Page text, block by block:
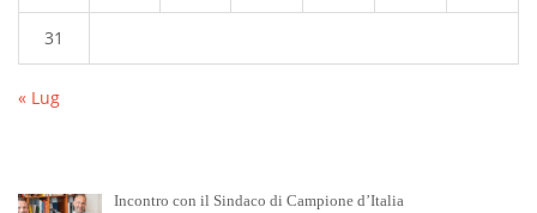
31
« Lug
Incontro con il Sindaco di Campione d’Italia